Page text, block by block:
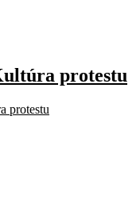
protestu
protestu